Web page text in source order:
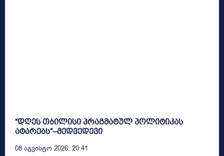
“დღეს თბილისი პრაგმატულ პოლიტიკას
ატარებს“–მედვედევი
08 Აგვისტო 2026, 20:41